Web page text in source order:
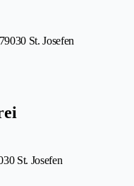
9030 St. Josefen
St. Josefen